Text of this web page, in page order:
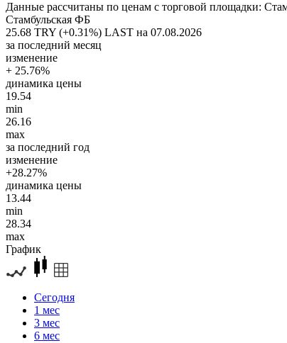
Данные рассчитаны по ценам с торговой площадки:
Стамбульская ФБ
25.68 TRY (+0.31%) LAST на 07.08.2026
за последний месяц
изменение
+ 25.76%
динамика цены
19.54
min
26.16
max
за последний год
изменение
+28.27%
динамика цены
13.44
min
28.34
max
График
Сегодня
1 мес
3 мес
6 мес